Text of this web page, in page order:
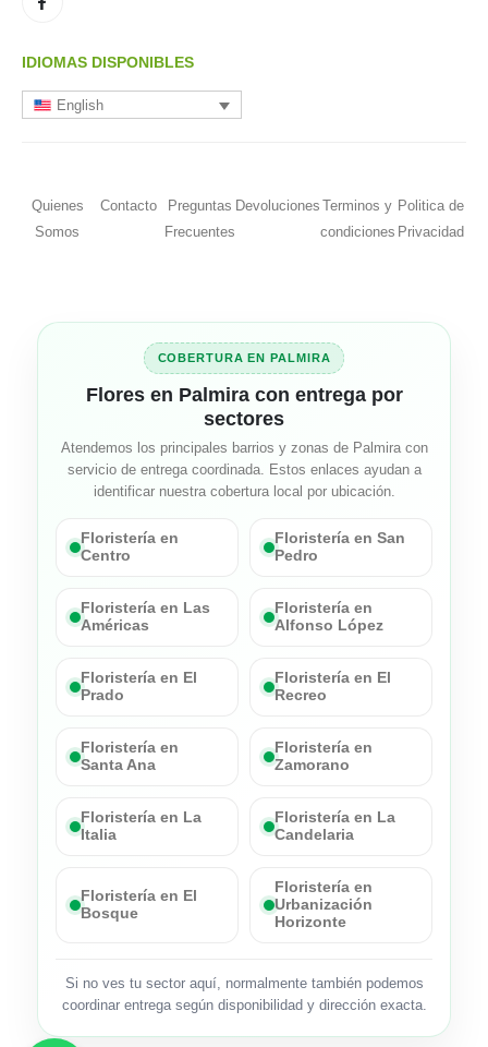
IDIOMAS DISPONIBLES
English
Quienes
Somos
Contacto
Preguntas
Frecuentes
Devoluciones Terminos y
condiciones
Politica de
Privacidad
COBERTURA EN PALMIRA
Flores en Palmira con entrega por
sectores
Atendemos los principales barrios y zonas de Palmira con
servicio de entrega coordinada. Estos enlaces ayudan a
identificar nuestra cobertura local por ubicación.
Floristería en
Centro
Floristería en San
Pedro
Floristería en Las
Américas
Floristería en
Alfonso López
Floristería en El
Prado
Floristería en El
Recreo
Floristería en
Santa Ana
Floristería en
Zamorano
Floristería en La
Italia
Floristería en La
Candelaria
Floristería en El
Bosque
Floristería en
Urbanización
Horizonte
Si no ves tu sector aquí, normalmente también podemos
coordinar entrega según disponibilidad y dirección exacta.